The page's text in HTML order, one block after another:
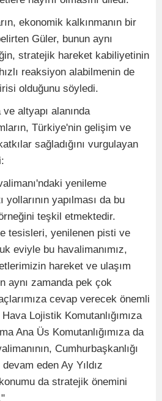
ekonomik kalkınmanın bir
Güler, bunun aynı
stratejik hareket kabiliyetinin
reaksiyon alabilmenin de
olduğunu söyledi.
altyapı alanında
Türkiye'nin gelişim ve
sağladığını vurgulayan
yenileme
yollarının yapılması da bu
teşkil etmektedir.
tesisleri, yenilenen pisti ve
eviyle bu havalimanımız,
hareket ve ulaşım
aynı zamanda pek çok
cevap verecek önemli
Lojistik Komutanlığımıza
Ana Üs Komutanlığımıza da
Cumhurbaşkanlığı
eden Ay Yıldız
da stratejik önemini